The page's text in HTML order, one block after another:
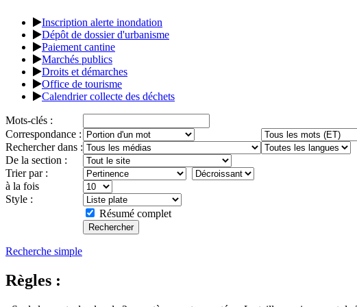
Inscription alerte inondation
Dépôt de dossier d'urbanisme
Paiement cantine
Marchés publics
Droits et démarches
Office de tourisme
Calendrier collecte des déchets
Mots-clés :
Correspondance :
Rechercher dans :
De la section :
Trier par :
à la fois
Style :
Résumé complet
Recherche simple
Règles :